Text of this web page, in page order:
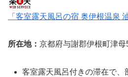
「客室露天風呂の宿 奥伊根温泉
所在地： 京都府与謝郡伊根町津母
客室露天風呂付きの滞在で、